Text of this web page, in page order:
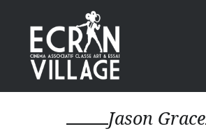
contenu
principal
ÉCRAN VILLAGE
Jason Grace